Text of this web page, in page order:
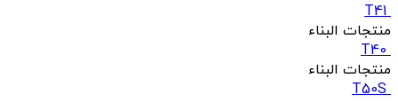
T41
منتجات البناء
T40
منتجات البناء
T50S